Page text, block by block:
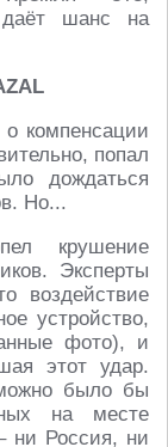
даёт шанс на
компенсации
попал
дождаться
Но...
крушение
Эксперты
воздействие
устройство,
фото), и
этот удар.
было бы
на месте
ни Россия, ни